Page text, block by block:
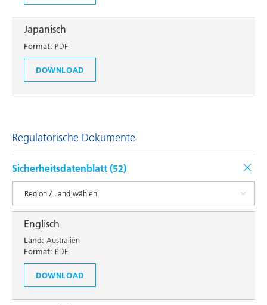
Japanisch
Format: PDF
DOWNLOAD
Regulatorische Dokumente
Sicherheitsdatenblatt (52)
Englisch
Land: Australien
Format: PDF
DOWNLOAD